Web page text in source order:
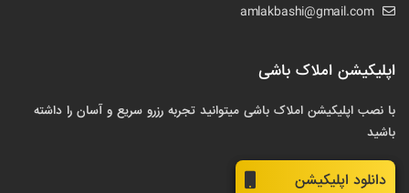
amlakbashi@gmail.com
اپلیکیشن املاک باشی
با نصب اپلیکیشن املاک باشی میتوانید تجربه رزرو سریع و آسان را داشته
باشید
دانلود اپلیکیشن